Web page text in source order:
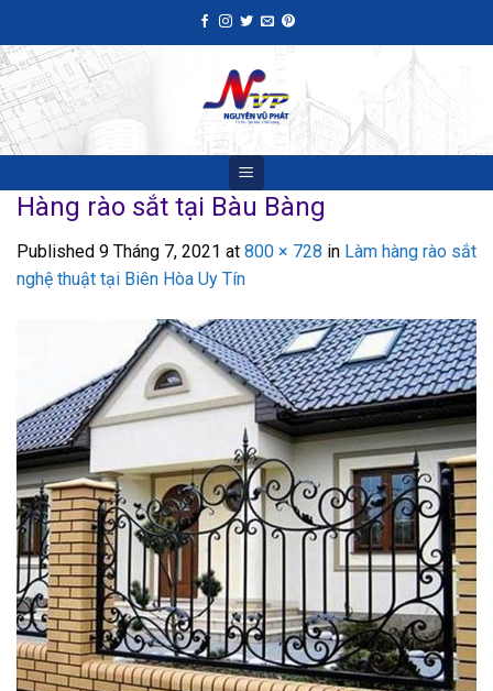
to
content
Hàng rào sắt tại Bàu Bàng
Published 9 Tháng 7, 2021 at 800 × 728 in Làm hàng rào sắt
nghệ thuật tại Biên Hòa Uy Tín